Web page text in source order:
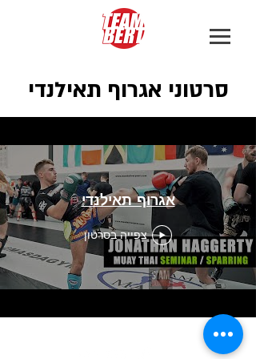
סרטוני אגרוף תאילנדי
אגרוף תאילנדי
צפייה בסרטון